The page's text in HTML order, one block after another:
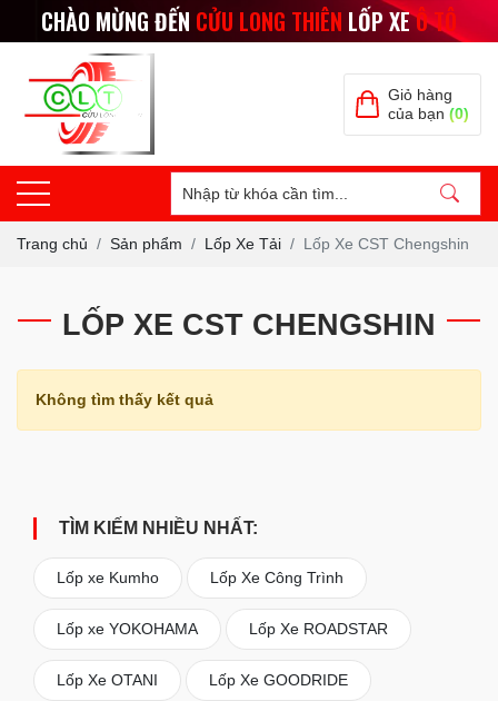
CHÀO MỪNG ĐẾN CỬU LONG THIÊN LỐP XEÔ TÔ
Giỏ hàng
của bạn (0)
Trang chủ Sản phẩm Lốp Xe Tải Lốp Xe CST Chengshin
LỐP XE CST CHENGSHIN
Không tìm thấy kết quả
TÌM KIẾM NHIỀU NHẤT:
Lốp xe Kumho Lốp Xe Công Trình
Lốp xe YOKOHAMA Lốp Xe ROADSTAR
Lốp Xe OTANI Lốp Xe GOODRIDE